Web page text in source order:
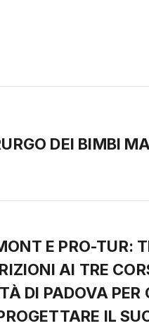
DEI BIMBI
E PRO-TUR:
AI TRE
DI PADOVA
IL